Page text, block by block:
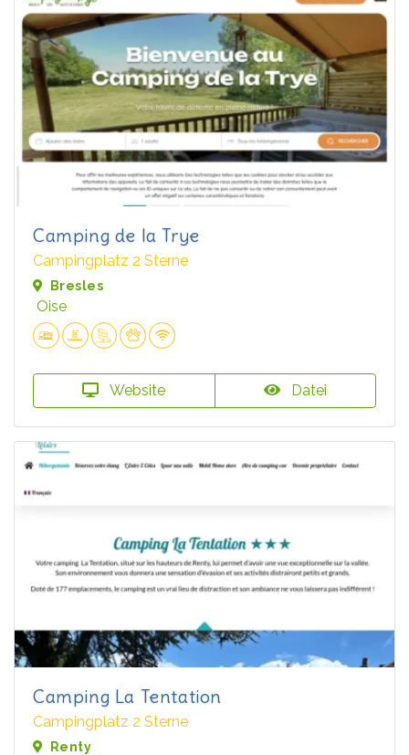
Camping de la Trye
Campingplatz 2 Sterne
Bresles
Oise
Website Datei
Camping La Tentation
Campingplatz 2 Sterne
Renty